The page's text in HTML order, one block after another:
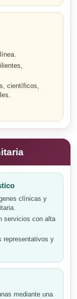
científicos,
clínicas y
servicios con alta
representativos y
mediante una